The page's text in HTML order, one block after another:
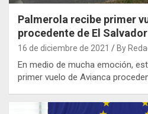
Palmerola recibe primer
procedente de El Salvador
16 de diciembre de 2021 By
En medio de mucha emoción,
primer vuelo de Avianca